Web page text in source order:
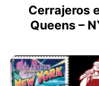
Cerrajeros
Queens –